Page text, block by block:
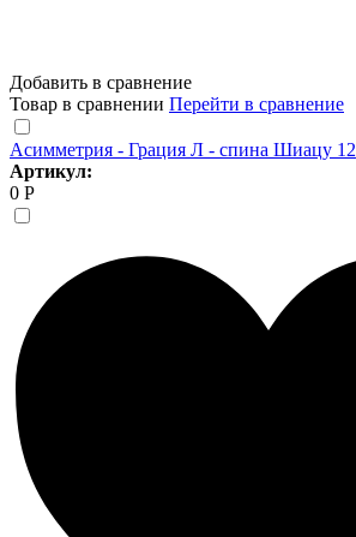
Добавить в сравнение
Товар в сравнении Перейти в сравнение
Асимметрия - Грация Л - спина Шиацу 12
Артикул:
0 Р